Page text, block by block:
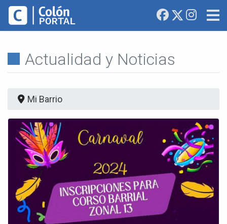
Actualidad y Noticias
Mi Barrio